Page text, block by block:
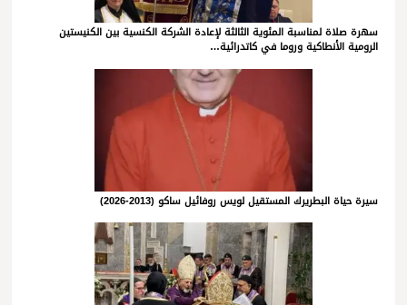
سهرة صلاة لمناسبة المئوية الثالثة لإعادة الشركة الكنسية بين الكنيستين
الرومية الأنطاكية وروما في كاتدرائية…
سيرة حياة البطريرك المستقيل لويس روفائيل ساكو (2013-2026)